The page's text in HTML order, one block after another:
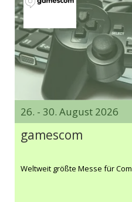
26. - 30. August 2026
gamescom
Weltweit größte Messe für